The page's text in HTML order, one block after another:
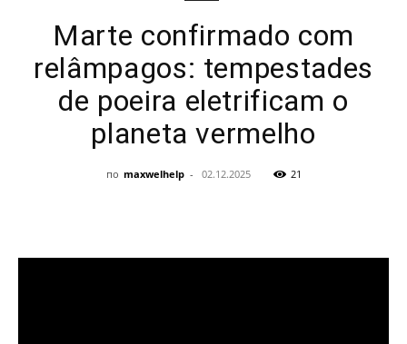
Marte confirmado com
relâmpagos: tempestades
de poeira eletrificam o
planeta vermelho
по maxwelhelp - 02.12.2025 21